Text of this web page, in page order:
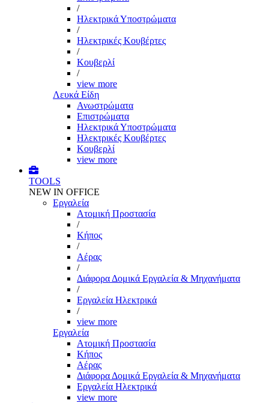
/
Ηλεκτρικά Υποστρώματα
/
Ηλεκτρικές Κουβέρτες
/
Κουβερλί
/
view more
Λευκά Είδη
Ανωστρώματα
Επιστρώματα
Ηλεκτρικά Υποστρώματα
Ηλεκτρικές Κουβέρτες
Κουβερλί
view more
TOOLS
NEW IN OFFICE
Εργαλεία
Aτομική Προστασία
/
Kήπος
/
Αέρας
/
Διάφορα Δομικά Εργαλεία & Μηχανήματα
/
Εργαλεία Ηλεκτρικά
/
view more
Εργαλεία
Aτομική Προστασία
Kήπος
Αέρας
Διάφορα Δομικά Εργαλεία & Μηχανήματα
Εργαλεία Ηλεκτρικά
view more